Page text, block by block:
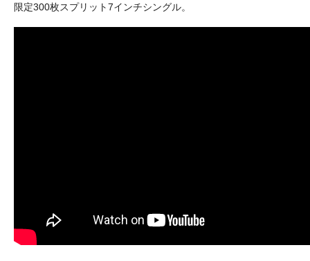
限定300枚スプリット7インチシングル。